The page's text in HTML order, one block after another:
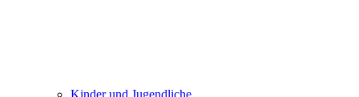
Kinder und Jugendliche